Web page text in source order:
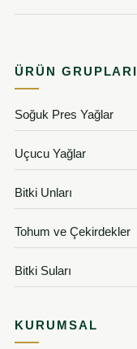
ÜRÜN GRUPLARI
Soğuk Pres Yağlar
Uçucu Yağlar
Bitki Unları
Tohum ve Çekirdekler
Bitki Suları
KURUMSAL